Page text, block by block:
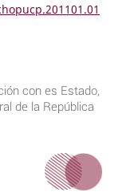
con es Estado,
de la República